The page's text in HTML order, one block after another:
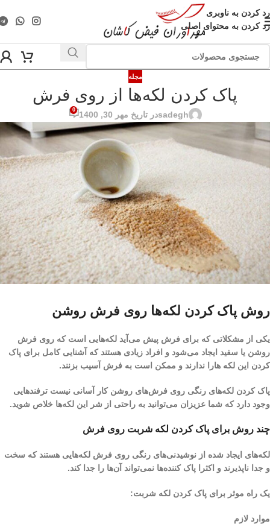
رد کردن به ناوبری
رد کردن به محتوای اصلی
مجله
پاک کردن لکه‌ها از روی فرش
sadeghدر تاریخ مهر 30, 1400 0
روش پاک کردن لکه‌ها روی فرش روشن
یکی از مشکلاتی ‌که برای فرش پیش می‌آید لکه‌هایی است که روی فرش
روشن یا سفید ایجاد می‌شود و افراد زیادی هستند که آشنایی کامل برای پاک
کردن این لکه هارا ندارند و ممکن است به فرش آسیب بزنند.
پاک کردن لکه‌های رنگی روی فرش‌های روشن کار آسانی نیست ترفندهایی
وجود دارد که شما عزیزان می‌توانید به راحتی از شر این لکه‌ها خلاص شوید.
چند روش برای پاک کردن لکه شربت روی فرش
لکه‌های ایجاد شده از نوشیدنی‌های رنگی روی فرش لکه‌هایی هستند که سخت
و جدا ناپذیرند و اکثرا پاک کننده‌ها نمی‌تواند آن‌ها را جدا کند.
یک راه موثر برای پاک کردن لکه شربت:
موارد لازم